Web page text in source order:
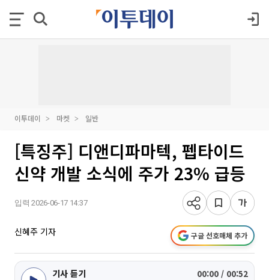
이투데이 마켓 일반
[특징주] 디앤디파마텍, 펩타이드
신약 개발 소식에 주가 23% 급등
입력 2026-06-17 14:37
신혜주 기자 구글 선호매체 추가
기사 듣기 00:00 / 00:52